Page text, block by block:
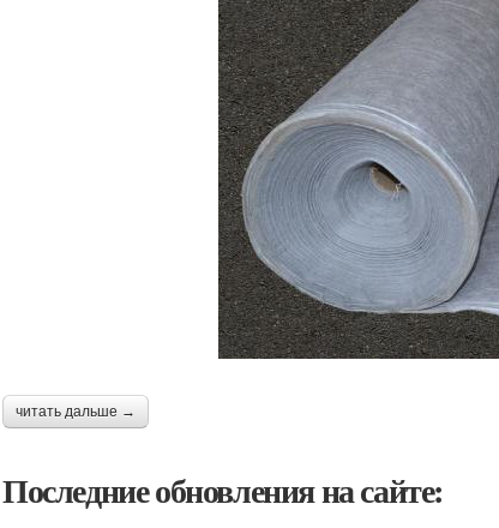
читать дальше →
Последние обновления на сайте: